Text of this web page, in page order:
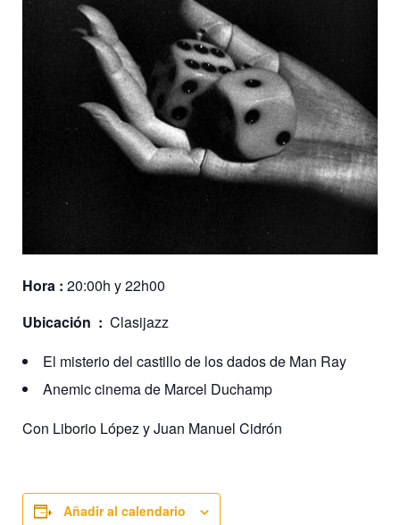
Hora : 20:00h y 22h00
Ubicación : Clasijazz
El misterio del castillo de los dados de Man Ray
Anemic cinema de Marcel Duchamp
Con Liborio López y Juan Manuel Cidrón
Añadir al calendario